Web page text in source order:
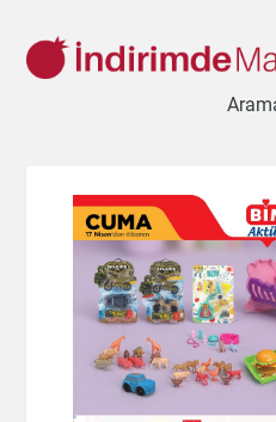
Aksesuar Ayakkabı Baharat
Beyaz Eşya
Çay & Kahve & Şeker
Çikolata & Bisküvi & Kuruyemiş
Ev &
Gezi & Seyahat
Giyim Hazır
Kırtasiye Kişisel